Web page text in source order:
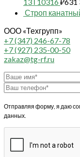
Строп
ООО «Техгрупп»
+7 (347) 246-67-78
+7 (927) 235-00-50
zakaz@tg-rf.ru
Отправляя форму, я даю
данных.